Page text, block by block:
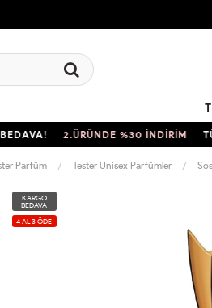
2.ÜRÜNDE %30 İNDİRİM TÜM
Parfüm Tester Unisex Parfümler
KARGO
BEDAVA
4 AL 3 ÖDE